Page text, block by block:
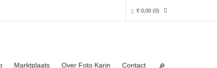
€ 0,00 (0)
Marktplaats Over Foto Karin Contact